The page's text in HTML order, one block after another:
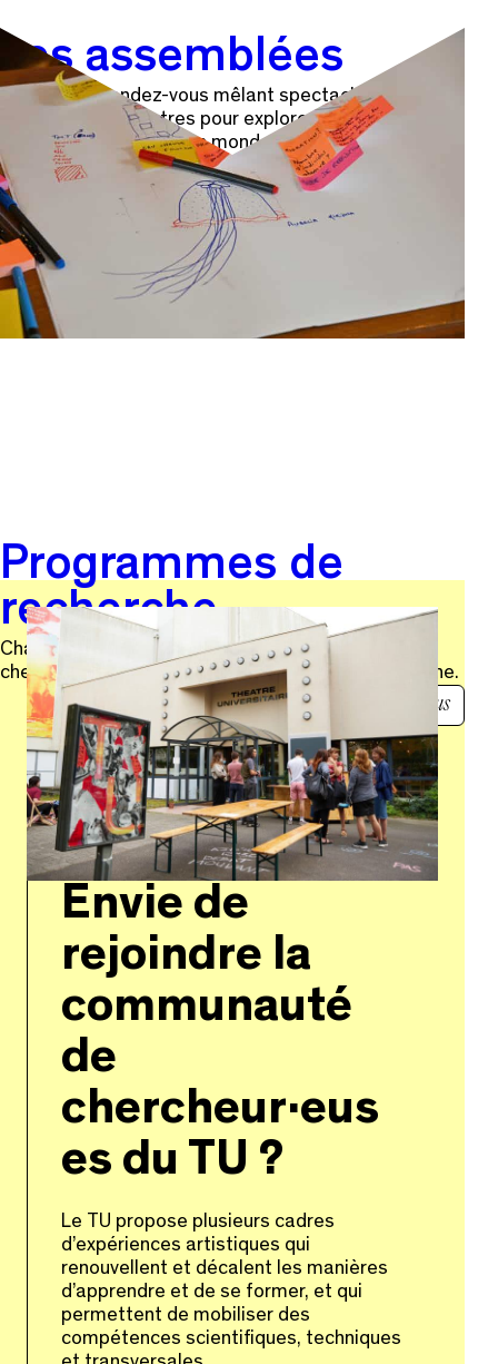
Les assemblées
Un cycle de rendez-vous mêlant spectacles, ateliers
citoyens et rencontres pour explorer ensemble des
pistes pour fabriquer un monde plus désirable.
Découvrir les assemblées
Programmes de
recherche
Chaque saison, le TU s’associe à des
chercheur·euses ou à des programmes de recherche.
en savoir plus
Envie de
rejoindre la
communauté
de
chercheur·eus
es du TU ?
Le TU propose plusieurs cadres
d’expériences artistiques qui
renouvellent et décalent les manières
d’apprendre et de se former, et qui
permettent de mobiliser des
compétences scientifiques, techniques